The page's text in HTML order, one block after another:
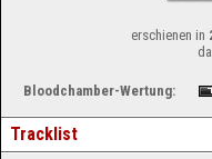
erschienen in
Bloodchamber-Wertung:
Tracklist